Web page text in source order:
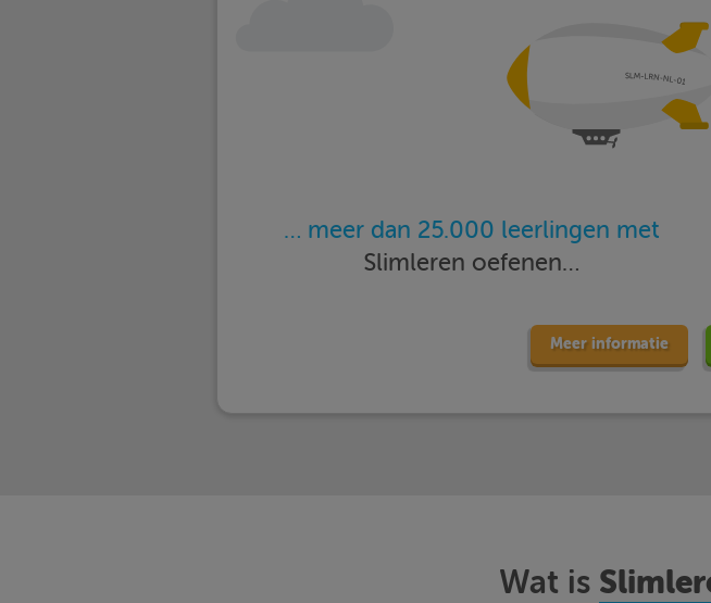
… meer dan 25.000 leerlingen met
Slimleren oefenen…
Meer informatie
Wat is